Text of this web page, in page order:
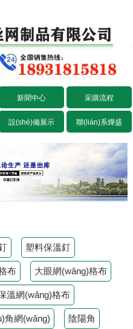
新聞中心 采購流程
設(shè)備展示 聯(lián)系燁盛
塑料保溫釘
布 大眼網(wǎng)格布
溫網(wǎng)格布
角網(wǎng) 陰陽角